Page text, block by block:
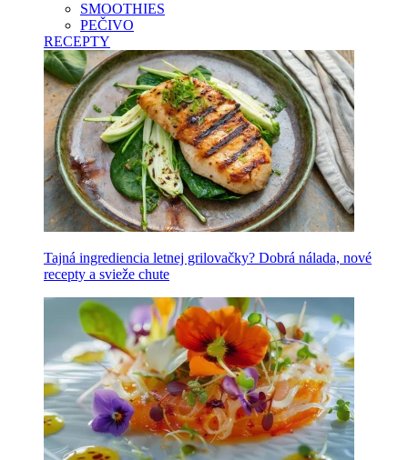
SMOOTHIES
PEČIVO
RECEPTY
Tajná ingrediencia letnej grilovačky? Dobrá nálada, nové
recepty a svieže chute